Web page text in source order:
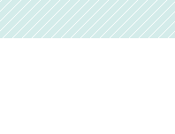
輸送人員の推移（PDF）